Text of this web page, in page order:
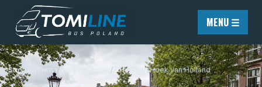
Przejdź do treści
MENU ☰
Strona główna / / Z Holandii/Hoek van Holland